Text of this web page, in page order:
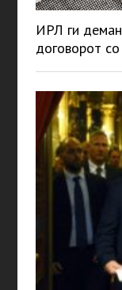
ИРЛ ги
договорот